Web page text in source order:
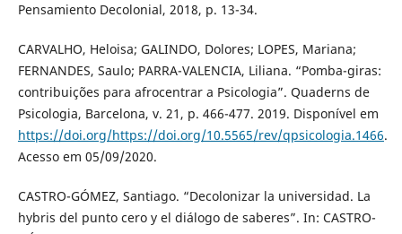
Pensamiento Decolonial, 2018, p. 13-34.
CARVALHO, Heloisa; GALINDO, Dolores; LOPES, Mariana;
FERNANDES, Saulo; PARRA-VALENCIA, Liliana. “Pomba-giras:
contribuições para afrocentrar a Psicologia”. Quaderns de
Psicologia, Barcelona, v. 21, p. 466-477. 2019. Disponível em
https://doi.org/https://doi.org/10.5565/rev/qpsicologia.1466.
Acesso em 05/09/2020.
CASTRO-GÓMEZ, Santiago. “Decolonizar la universidad. La
hybris del punto cero y el diálogo de saberes”. In: CASTRO-